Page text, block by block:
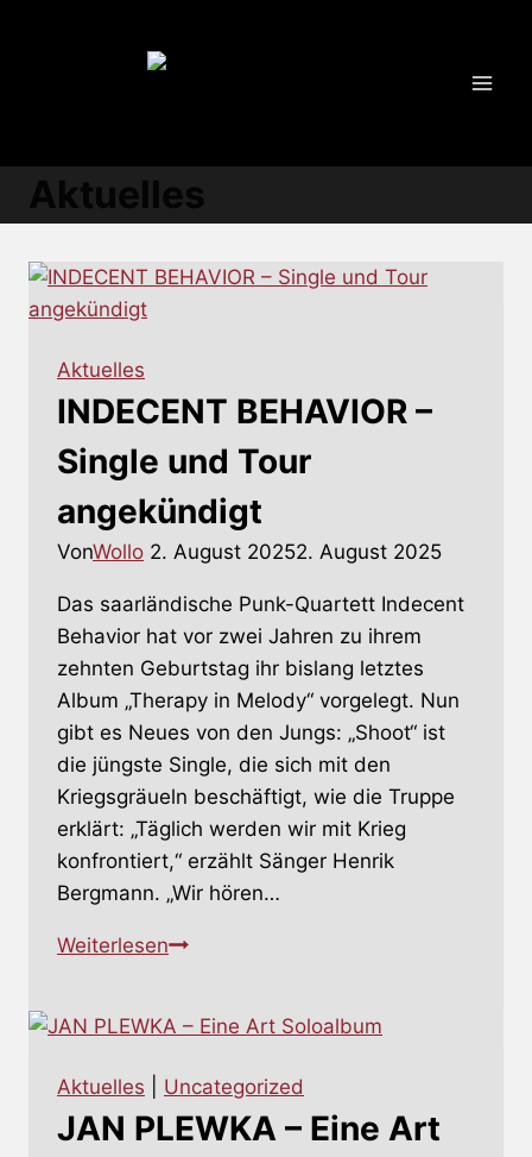
Aktuelles
Aktuelles
INDECENT BEHAVIOR –
Single und Tour
angekündigt
VonWollo 2. August 20252. August 2025
Das saarländische Punk-Quartett Indecent
Behavior hat vor zwei Jahren zu ihrem
zehnten Geburtstag ihr bislang letztes
Album „Therapy in Melody“ vorgelegt. Nun
gibt es Neues von den Jungs: „Shoot“ ist
die jüngste Single, die sich mit den
Kriegsgräueln beschäftigt, wie die Truppe
erklärt: „Täglich werden wir mit Krieg
konfrontiert,“ erzählt Sänger Henrik
Bergmann. „Wir hören…
WeiterlesenINDECENT
Single
und
angekündigt
Aktuelles Uncategorized
JAN PLEWKA – Eine Art